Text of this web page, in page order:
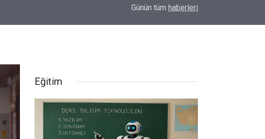
Kâinat, bütün âlemleriyle o cilve ile hayattar ve
Günün tüm haberleri
Eğitim